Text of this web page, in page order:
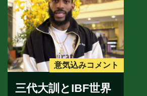
意気込みコメント
三代大訓とIBF世界